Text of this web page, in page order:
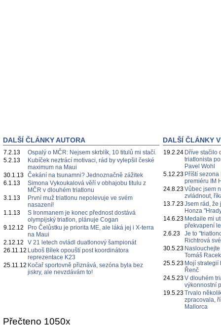
DALŠÍ ČLÁNKY AUTORA
7.2.13
Ospalý o MČR: Nejsem skrblík, 10 titulů mi stačí.
5.2.13
Kubíček neztrácí motivaci, rád by vylepšil české
maximum na Maui
30.1.13 Čekání na tsunamni? Jednoznačně zážitek
6.1.13
Simona Vykoukalová věří v obhajobu titulu z
MČR v dlouhém triatlonu
3.1.13
První muž triatlonu nepolevuje ve svém
nasazení!
1.1.13
S Ironmanem je konec přednost dostává
olympijský triatlon, plánuje Cogan
9.12.12
Pro Čelůstku je priorita ME, ale láká jej i X-terra
na Maui
2.12.12
V 21 letech ovládl duatlonový šampionát
26.11.12 Luboš Bílek opouští post koordinátora
reprezentace K23
25.11.12 Kočař sportovně přiznává, sezóna byla bez
jiskry, ale nevzdávám to!
DALŠÍ ČLÁNKY
19.2.24 Dříve stačilo
triatlonista
Pavel Wohl
5.12.23 Příští
premiéru IM
24.8.23Vůbec jsem
zvládnout,
13.7.23Jsem rád, že
Honza
14.6.23 Medaile mi
překvapení
2.6.23
Je to
Richtrová
30.5.23
Tomáš Racek
25.5.23 Mojí strategií
Řenč
24.5.23V dlouhém
výkonnostní
19.5.23Trvalo
zpracovala,
Mallorca
Přečteno 1050x